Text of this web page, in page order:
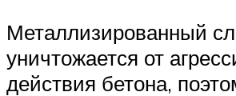
Металлизированный
уничтожается от
действия бетона,